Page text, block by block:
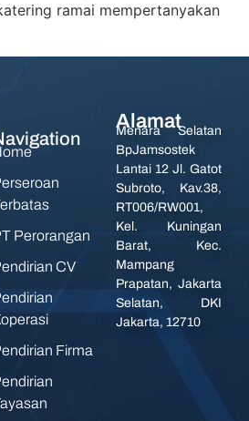
ramai mempertanyakan
Perorangan
CV
Firma
Alamat
Menara Selatan
BpJamsostek
Lantai 12 Jl. Gatot
Subroto, Kav.38,
RT006/RW001,
Kel. Kuningan
Barat, Kec.
Mampang
Prapatan, Jakarta
Selatan, DKI
Jakarta, 12710